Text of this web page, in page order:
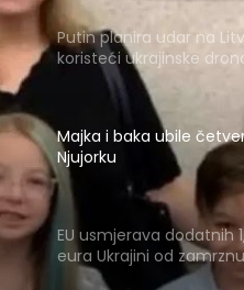
Putin planira udar na
koristeći ukrajinske
Majka i baka ubile
Njujorku
EU usmjerava dodatnih
eura Ukrajini od
imovine